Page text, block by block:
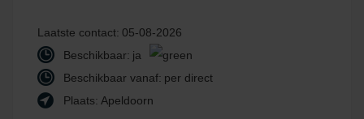
Laatste contact: 05-08-2026
Beschikbaar: ja
Beschikbaar vanaf: per direct
Plaats: Apeldoorn